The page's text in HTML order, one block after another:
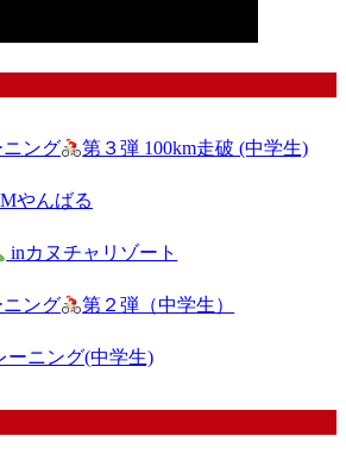
ング 第３弾 100km走破 (中学生)
やんばる
inカヌチャリゾート
ング 第２弾（中学生）
ーニング(中学生)